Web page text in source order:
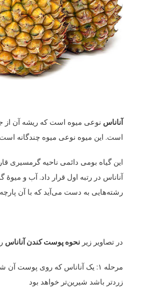
آناناس
است. این میوه نوعی میوه چندگانه
این گیاه بومی دائمی ناحیه گرمسیری
آناناس در رتبه اول قرار داد. آب و
رشته‌هایی به دست می‌آید که با آن
در تصاویر زیر نحوه پوست کندن آناناس
مرحله ۱: یک آناناس که روی پوست
زردتر باشد شیرین‌تر خواهد بود